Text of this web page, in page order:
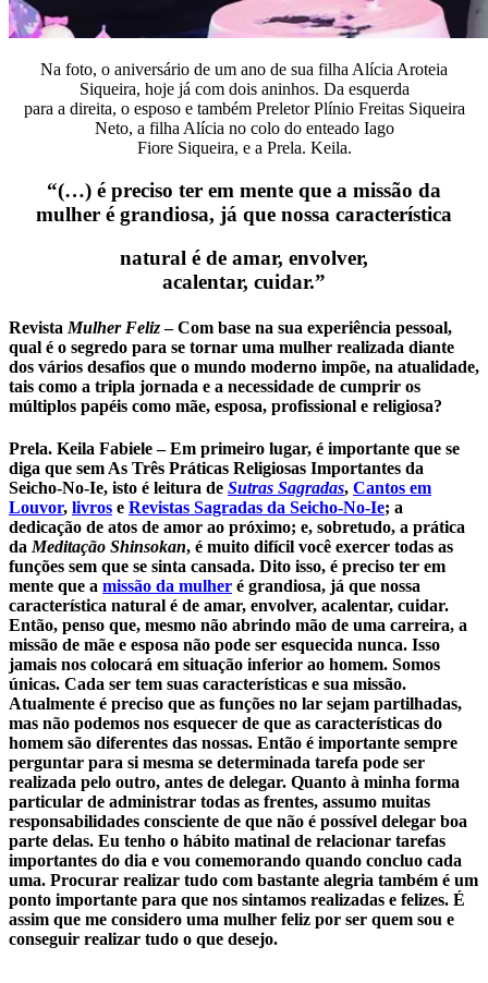
Na foto, o aniversário de um ano de sua filha Alícia Aroteia
Siqueira, hoje já com dois aninhos. Da esquerda
para a direita, o esposo e também Preletor Plínio Freitas Siqueira
Neto, a filha Alícia no colo do enteado Iago
Fiore Siqueira, e a Prela. Keila.
“(…) é preciso ter em mente que a missão da
mulher é grandiosa, já que nossa característica
natural é de amar, envolver,
acalentar, cuidar.”
Revista Mulher Feliz–Com base na sua experiência pessoal,
qual é o segredo para se tornar uma mulher realizada diante
dos vários desafios que o mundo moderno impõe, na atualidade,
tais como a tripla jornada e a necessidade de cumprir os
múltiplos papéis como mãe, esposa, profissional e religiosa?
Prela. Keila Fabiele –Em primeiro lugar, é importante que se
diga que sem As Três Práticas Religiosas Importantes da
Seicho-No-Ie, isto é leitura de Sutras Sagradas, Cantos em
Louvor, livros e Revistas Sagradas da Seicho-No-Ie; a
dedicação de atos de amor ao próximo; e, sobretudo, a prática
da Meditação Shinsokan, é muito difícil você exercer todas as
funções sem que se sinta cansada. Dito isso, é preciso ter em
mente que a missão da mulher é grandiosa, já que nossa
característica natural é de amar, envolver, acalentar, cuidar.
Então, penso que, mesmo não abrindo mão de uma carreira, a
missão de mãe e esposa não pode ser esquecida nunca. Isso
jamais nos colocará em situação inferior ao homem. Somos
únicas. Cada ser tem suas características e sua missão.
Atualmente é preciso que as funções no lar sejam partilhadas,
mas não podemos nos esquecer de que as características do
homem são diferentes das nossas. Então é importante sempre
perguntar para si mesma se determinada tarefa pode ser
realizada pelo outro, antes de delegar. Quanto à minha forma
particular de administrar todas as frentes, assumo muitas
responsabilidades consciente de que não é possível delegar boa
parte delas. Eu tenho o hábito matinal de relacionar tarefas
importantes do dia e vou comemorando quando concluo cada
uma. Procurar realizar tudo com bastante alegria também é um
ponto importante para que nos sintamos realizadas e felizes. É
assim que me considero uma mulher feliz por ser quem sou e
conseguir realizar tudo o que desejo.